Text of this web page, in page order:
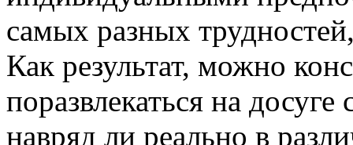
самых разных
Как результат, можно
поразвлекаться на
навряд ли реально в